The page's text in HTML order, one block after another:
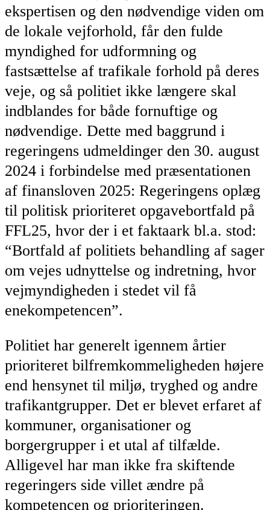
ekspertisen og den nødvendige viden om
de lokale vejforhold, får den fulde
myndighed for udformning og
fastsættelse af trafikale forhold på deres
veje, og så politiet ikke længere skal
indblandes for både fornuftige og
nødvendige. Dette med baggrund i
regeringens udmeldinger den 30. august
2024 i forbindelse med præsentationen
af finansloven 2025: Regeringens oplæg
til politisk prioriteret opgavebortfald på
FFL25, hvor der i et faktaark bl.a. stod:
“Bortfald af politiets behandling af sager
om vejes udnyttelse og indretning, hvor
vejmyndigheden i stedet vil få
enekompetencen”.
Politiet har generelt igennem årtier
prioriteret bilfremkommeligheden højere
end hensynet til miljø, tryghed og andre
trafikantgrupper. Det er blevet erfaret af
kommuner, organisationer og
borgergrupper i et utal af tilfælde.
Alligevel har man ikke fra skiftende
regeringers side villet ændre på
kompetencen og prioriteringen.